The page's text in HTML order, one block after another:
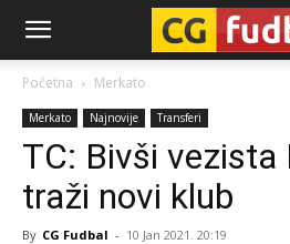
CG-
Fudbal
Početna Merkato
Merkato Najnovije Transferi
TC: Bivši vezista
traži novi klub
By CG Fudbal - 10 Jan 2021. 20:19